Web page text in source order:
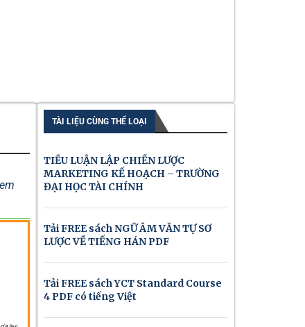
TÀI LIỆU CÙNG THỂ LOẠI
TIỂU LUẬN LẬP CHIẾN LƯỢC
MARKETING KẾ HOẠCH – TRƯỜNG
ĐẠI HỌC TÀI CHÍNH
Tải FREE sách NGỮ ÂM VĂN TỰ SƠ
LƯỢC VỀ TIẾNG HÁN PDF
Tải FREE sách YCT Standard Course
4 PDF có tiếng Việt